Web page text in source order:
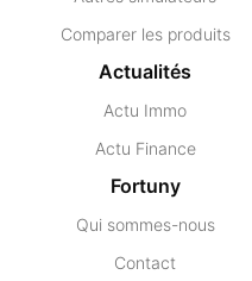
Comparer les produits
Actualités
Actu Immo
Actu Finance
Fortuny
Qui sommes-nous
Contact